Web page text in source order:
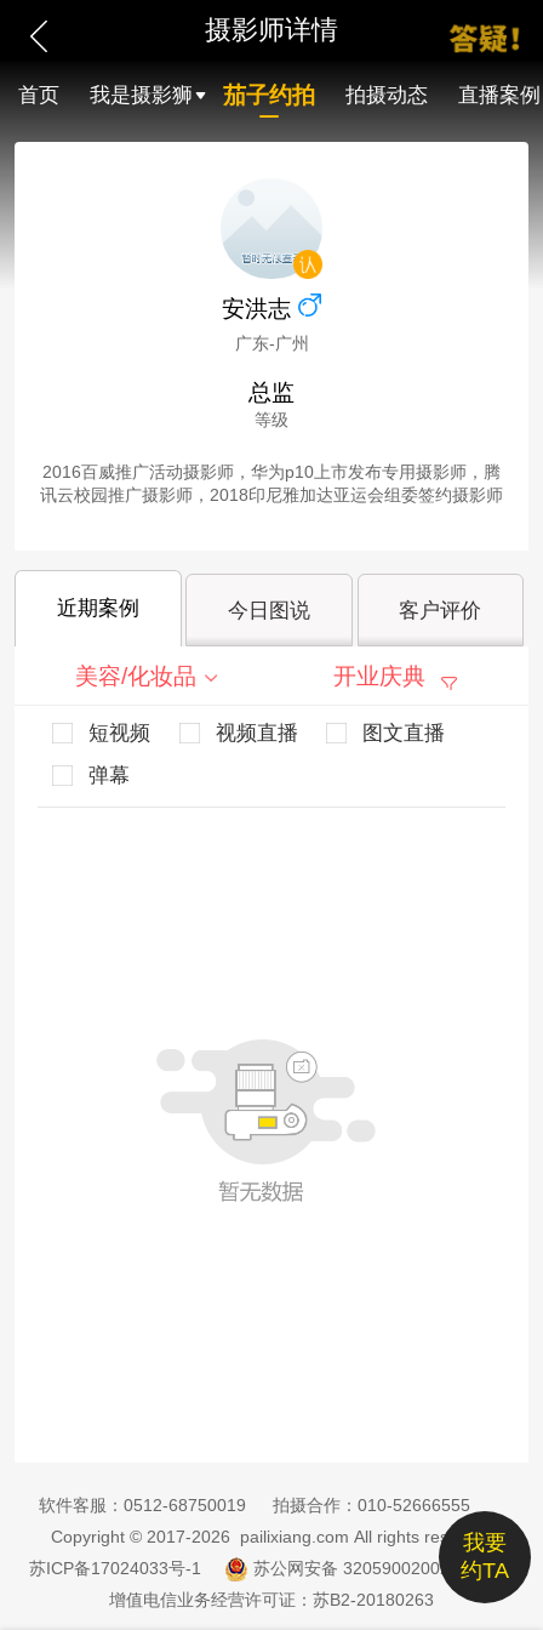
摄影师详情
首页 我是摄影狮 茄子约拍 拍摄动态 直播案例
安洪志
广东-广州
总监
等级
2016百威推广活动摄影师，华为p10上市发布专用摄影师，腾
讯云校园推广摄影师，2018印尼雅加达亚运会组委签约摄影师
近期案例 今日图说 客户评价
美容/化妆品 开业庆典
短视频 视频直播
图文直播
弹幕
我要
约TA
软件客服： 0512-68750019 拍摄合作： 010-52666555
Copyright © 2017-2026 pailixiang.com All rights reserved
苏ICP备17024033号-1
苏公网安备 32059002002885号
增值电信业务经营许可证：苏B2-20180263